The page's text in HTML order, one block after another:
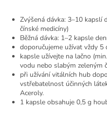
Zvýšená dávka: 3–10 kapslí
čínské medicíny)
Běžná dávka: 1–2 kapsle
doporučujeme užívat vždy
kapsle užívejte na lačno
vodu nebo slabým zeleným
při užívání vitálních hub
vstřebatelnost účinných
Aceroly.
1 kapsle obsahuje 0,5 g